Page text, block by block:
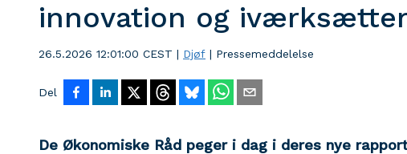
innovation og
26.5.2026 12:01:00 CEST | Djøf | Pressemeddelelse
Del
De Økonomiske Råd peger i dag i deres nye